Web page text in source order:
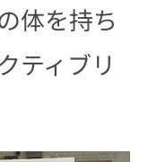
体を持ち
ティブリ